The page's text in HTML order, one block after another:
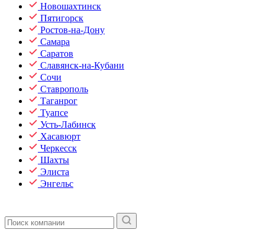
Новошахтинск
Пятигорск
Ростов-на-Дону
Самара
Саратов
Славянск-на-Кубани
Сочи
Ставрополь
Таганрог
Туапсе
Усть-Лабинск
Хасавюрт
Черкесск
Шахты
Элиста
Энгельс